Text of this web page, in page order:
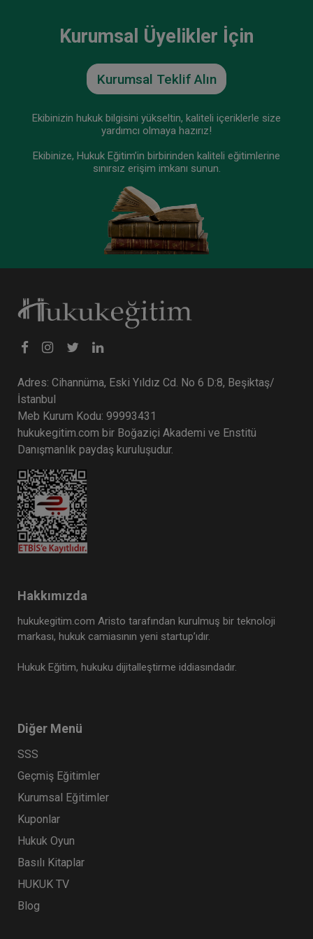
İş Sözleşmesi - III. İş Hukuku Kongresi - IV.
Sepete Ekle
Tüketici Hukuku Enstitüsü
İş Kazaları ve Meslek Hastalıkları - III. İş Hukuku
Kongresi - V. Oturum
360 TL
İş Hukukunda Genel Konular - III. İş Hukuku
Kongresi - II. Oturum
360 TL
Kurumsal Üyelikler İçin
Kurumsal Teklif Alın
Ekibinizin hukuk bilgisini yükseltin, kaliteli içeriklerle size
yardımcı olmaya hazırız!
Ekibinize, Hukuk Eğitim’in birbirinden kaliteli eğitimlerine
sınırsız erişim imkanı sunun.
Adres: Cihannüma, Eski Yıldız Cd. No 6 D:8, Beşiktaş/
İstanbul
Meb Kurum Kodu: 99993431
hukukegitim.com bir Boğaziçi Akademi ve Enstitü
Danışmanlık paydaş kuruluşudur.
Hakkımızda
hukukegitim.com Aristo tarafından kurulmuş bir teknoloji
markası, hukuk camiasının yeni startup’ıdır.
Hukuk Eğitim, hukuku dijitalleştirme iddiasındadır.
Diğer Menü
SSS
Geçmiş Eğitimler
Kurumsal Eğitimler
Kuponlar
Hukuk Oyun
Basılı Kitaplar
HUKUK TV
Blog